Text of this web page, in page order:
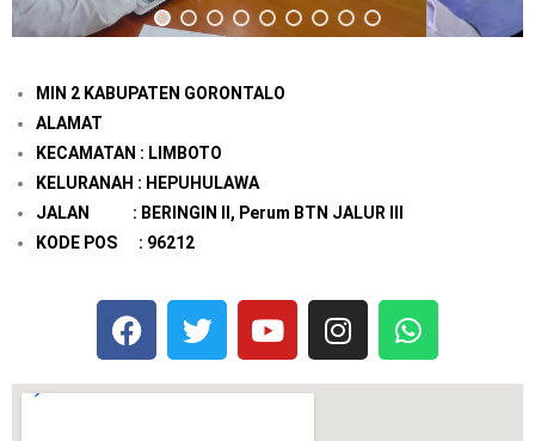
MIN 2 KABUPATEN GORONTALO
ALAMAT
KECAMATAN : LIMBOTO
KELURANAH : HEPUHULAWA
JALAN : BERINGIN II, Perum BTN JALUR III
KODE POS : 96212